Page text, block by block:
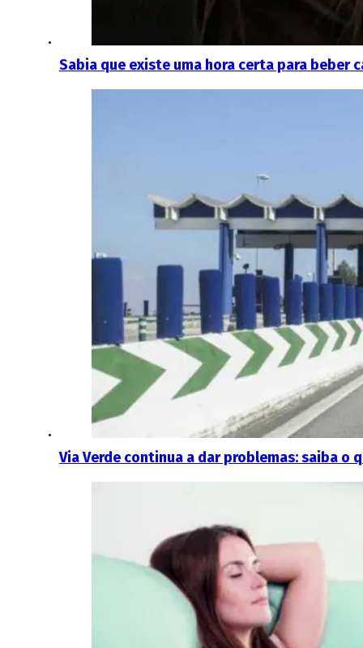
Sabia que existe uma hora certa para beber
Via Verde continua a dar problemas: saiba o